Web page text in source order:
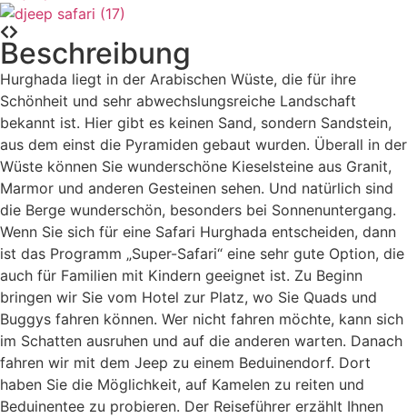
Beschreibung
Hurghada liegt in der Arabischen Wüste, die für ihre
Schönheit und sehr abwechslungsreiche Landschaft
bekannt ist. Hier gibt es keinen Sand, sondern Sandstein,
aus dem einst die Pyramiden gebaut wurden. Überall in der
Wüste können Sie wunderschöne Kieselsteine aus Granit,
Marmor und anderen Gesteinen sehen. Und natürlich sind
die Berge wunderschön, besonders bei Sonnenuntergang.
Wenn Sie sich für eine Safari Hurghada entscheiden, dann
ist das Programm „Super-Safari“ eine sehr gute Option, die
auch für Familien mit Kindern geeignet ist. Zu Beginn
bringen wir Sie vom Hotel zur Platz, wo Sie Quads und
Buggys fahren können. Wer nicht fahren möchte, kann sich
im Schatten ausruhen und auf die anderen warten. Danach
fahren wir mit dem Jeep zu einem Beduinendorf. Dort
haben Sie die Möglichkeit, auf Kamelen zu reiten und
Beduinentee zu probieren. Der Reiseführer erzählt Ihnen